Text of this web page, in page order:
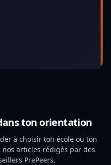
ton orientation
à choisir ton école ou ton
articles rédigés par des
PrePeers.